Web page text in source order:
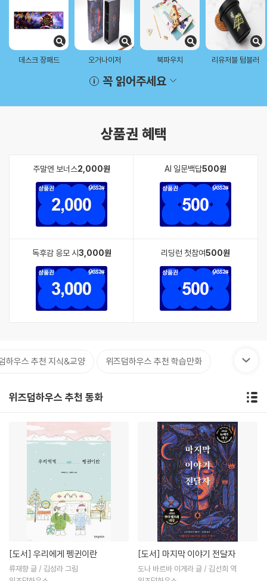
데스크 장패드 오거나이저 북파우치 리유저블 텀블러
꼭 읽어주세요
상품권 혜택
주말엔 보너스2,000원 AI 일문백답500원
독후감 응모 시3,000원 리딩런 첫참여500원
하우스 추천 지식&교양 위즈덤하우스 추천 학습만화
위즈덤하우스 추천 동화
[도서] 우리에게 펭귄이란
류재향 글 / 김성라 그림
[도서] 마지막 이야기 전달자
도나 바르바 이게라 글 / 김선희 역